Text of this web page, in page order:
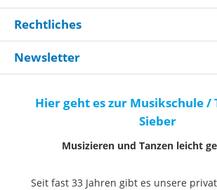
Rechtliches
Newsletter
Hier geht es zur Musikschule /
Sieber
Musizieren und Tanzen leicht
Seit fast 33 Jahren gibt es unsere